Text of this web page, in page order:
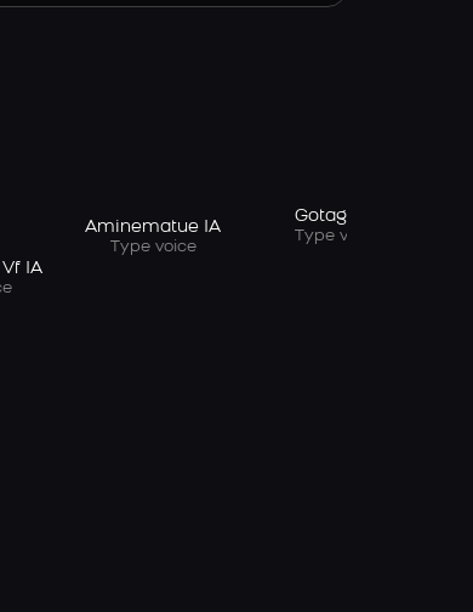
IA
Aminematue IA
Type voice
Gotaga IA
Type voice